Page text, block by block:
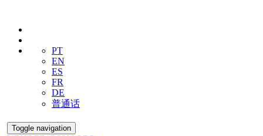
PT
EN
ES
FR
DE
普通话
Toggle navigation